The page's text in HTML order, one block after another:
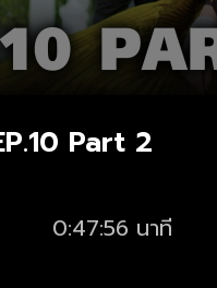
Part 2
0:47:56 นาที